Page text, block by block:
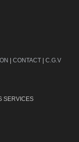
| CONTACT | C.G.V
SERVICES